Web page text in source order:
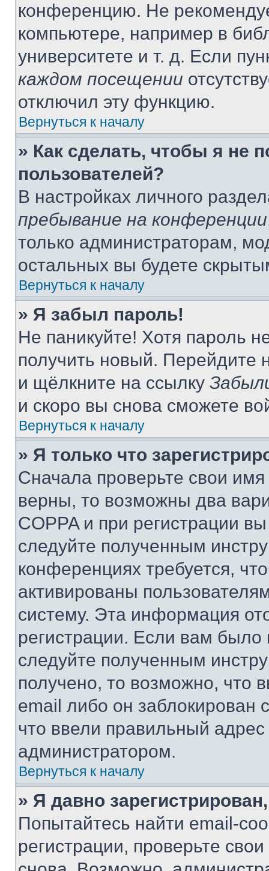
конференцию. Не
компьютере, например в
университете и т. д. Если
каждом посещении
отключил эту функцию.
Вернуться к началу
» Как сделать, чтобы я не
пользователей?
В настройках личного
пребывание на конференции
только администраторам,
остальных вы будете
Вернуться к началу
» Я забыл пароль!
Не паникуйте! Хотя пароль
получить новый. Перейдите
и щёлкните на ссылку
и скоро вы снова сможете
Вернуться к началу
» Я только что
Сначала проверьте свои
верны, то возможны два
COPPA и при регистрации
следуйте полученным
конференциях требуется,
активированы
систему. Эта информация
регистрации. Если вам
следуйте полученным
получено, то возможно, что
email либо он
что ввели правильный адрес
администратором.
Вернуться к началу
» Я давно
Попытайтесь найти email-
регистрации, проверьте